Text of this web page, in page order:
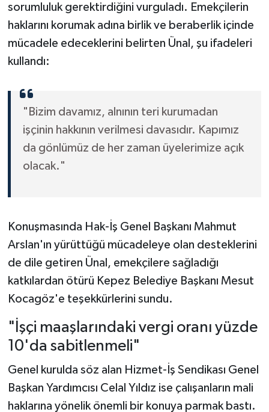
sorumluluk gerektirdiğini vurguladı. Emekçilerin
haklarını korumak adına birlik ve beraberlik içinde
mücadele edeceklerini belirten Ünal, şu ifadeleri
kullandı:
"Bizim davamız, alnının teri kurumadan
işçinin hakkının verilmesi davasıdır. Kapımız
da gönlümüz de her zaman üyelerimize açık
olacak."
Konuşmasında Hak-İş Genel Başkanı Mahmut
Arslan'ın yürüttüğü mücadeleye olan desteklerini
de dile getiren Ünal, emekçilere sağladığı
katkılardan ötürü Kepez Belediye Başkanı Mesut
Kocagöz'e teşekkürlerini sundu.
"İşçi maaşlarındaki vergi oranı yüzde
10'da sabitlenmeli"
Genel kurulda söz alan Hizmet-İş Sendikası Genel
Başkan Yardımcısı Celal Yıldız ise çalışanların mali
haklarına yönelik önemli bir konuya parmak bastı.